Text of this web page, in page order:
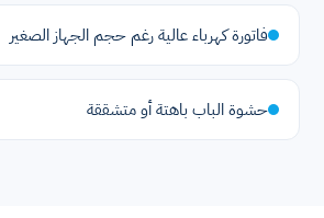
فاتورة كهرباء عالية رغم حجم الجهاز الصغير
حشوة الباب باهتة أو متشققة